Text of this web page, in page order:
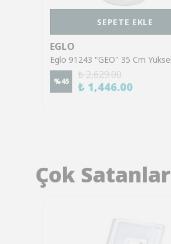
SEPETE EKLE
EGLO
%45
₺ 2,629.00
₺ 1,446.00
Çok Satanlar